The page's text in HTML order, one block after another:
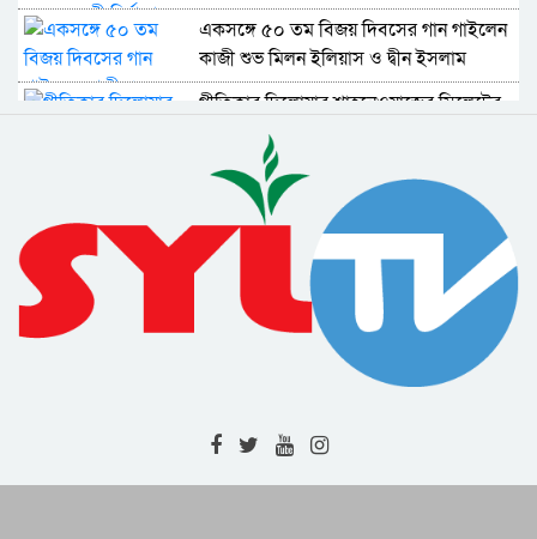
একসঙ্গে ৫০ তম বিজয় দিবসের গান গাইলেন
কাজী শুভ মিলন ইলিয়াস ও দ্বীন ইসলাম
গীতিকার দিলোয়ার শাহনেওয়াজের সিলেটের
নতুন আঞ্চলিক ‘গান ময়নার বিয়া’
শিল্পকলা একাডেমির ‘স্বল্প ব্যয়ে নতুন স্থানে
নতুন নাটক’ প্রকল্পের প্রথম মঞ্চায়ন
জাতীয় অধ্যাপক ব্রিগেডিয়ার আব্দুল মালিকের
নতুন বইয়ের মোড়ক উন্মোচন
সাধনকাল কাটিয়ে গানের ভুবনে এসেই
শ্রোতার প্রশংসাধন্য ‘চিরহরিৎ’ কায়সার
আকাশ সেন ও নুসরাত জাহানের এবারের